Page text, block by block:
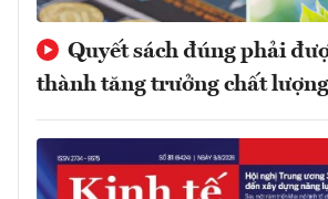
Quyết sách đúng phải
thành tăng trưởng chất